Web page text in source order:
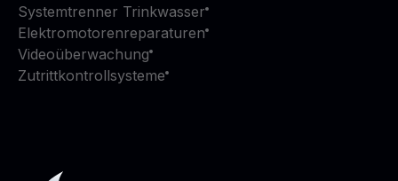
Systemtrenner Trinkwasser
Elektromotorenreparaturen
Videoüberwachung
Zutrittkontrollsysteme